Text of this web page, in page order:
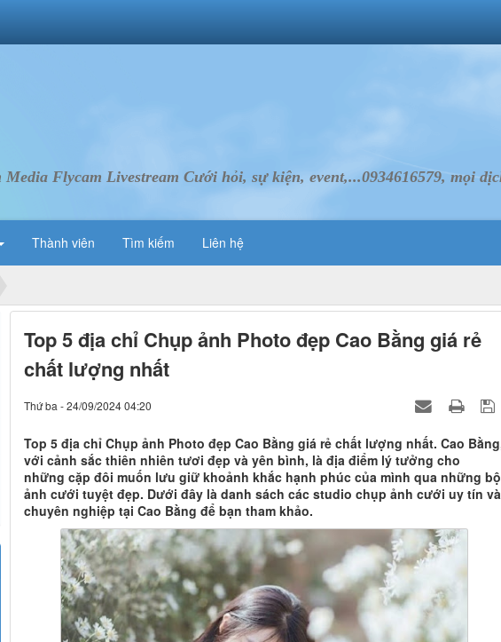
Flycam Livestream Cưới hỏi, sự kiện, event,...0934616579, mọi
Thành viên Tìm kiếm Liên hệ
Top 5 địa chỉ Chụp ảnh Photo đẹp Cao Bằng giá rẻ
chất lượng nhất
Thứ ba - 24/09/2024 04:20
Top 5 địa chỉ Chụp ảnh Photo đẹp Cao Bằng giá rẻ chất lượng nhất. Cao
với cảnh sắc thiên nhiên tươi đẹp và yên bình, là địa điểm lý tưởng cho
những cặp đôi muốn lưu giữ khoảnh khắc hạnh phúc của mình qua những bộ
ảnh cưới tuyệt đẹp. Dưới đây là danh sách các studio chụp ảnh cưới uy tín và
chuyên nghiệp tại Cao Bằng để bạn tham khảo.